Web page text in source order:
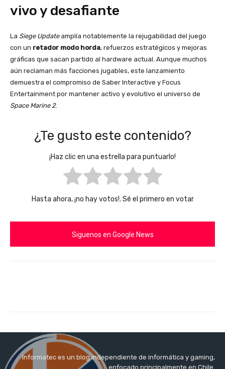
vivo y desafiante
La Siege Updateamplía notablemente la rejugabilidad del juego
con un retador modo horda, refuerzos estratégicos y mejoras
gráficas que sacan partido al hardware actual. Aunque muchos
aún reclaman más facciones jugables, este lanzamiento
demuestra el compromiso de Saber Interactive y Focus
Entertainment por mantener activo y evolutivo el universo de
Space Marine 2.
¿Te gusto este contenido?
¡Haz clic en una estrella para puntuarlo!
Hasta ahora, ¡no hay votos!. Sé el primero en votar
Siguenos en Google News
Informatec es un blog independiente de informática y gaming,
enfocado principalmente en Chile.